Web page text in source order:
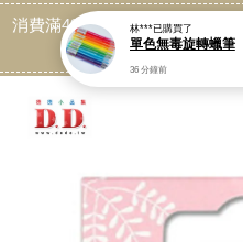
消費滿499免運喔, 記得加
點
您的購物車
繼